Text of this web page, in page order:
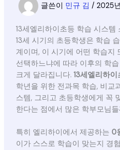
글쓴이 민규 김 / 2025
13세엘리하이초등 학습 시스템
13세 시기의 초등학생은 학습
계이며, 이 시기에 어떤 학습지
선택하느냐에 따라 이후의 학
크게 달라집니다. 13세엘리하이
학년을 위한 전과목 학습, 비교
스템, 그리고 초등학생에게 꼭
한다는 점에서 많은 학부모님
특히 엘리하이에서 제공하는 0
이가 스스로 학습이 맞는지 경